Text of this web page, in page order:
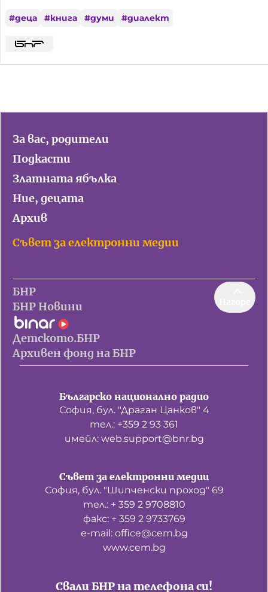
#деца #книга #думи #диалект
За вас, родители
Подкасти
Златната ябълка
Ние, децата
Архив
Съвет за електронни медии
БНР
БНР Новини
Детското.БНР
Архивен фонд на БНР
Българско национално радио
София, бул. "Драган Цанков" 4
тел.: +359 2 93 361
имейл: web.support@bnr.bg
Свали БНР на телефона си!
Съвет за електронни медии
София, бул. "Шипченски проход" 69
тел.: + 359 2 9708810
факс: + 359 2 9733769
е-mail: office@cem.bg
www.cem.bg